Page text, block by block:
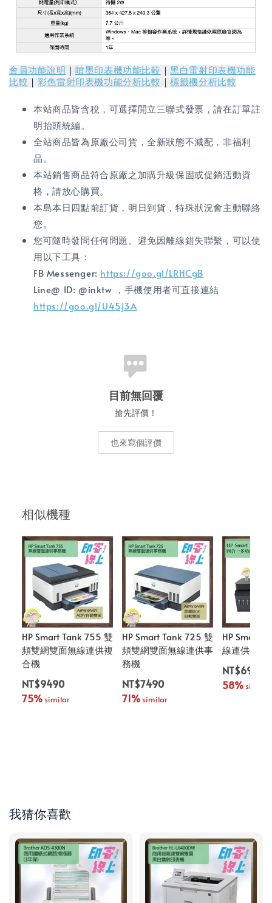
會員功能說明 ｜噴墨印表機功能比較 ｜黑白雷射印表機功能
比較 ｜ 彩色雷射印表機功能分析比較 ｜標籤機分析比較
本站商品皆含稅，可選擇開立三聯式發票，請在訂單註
明抬頭統編。
全站商品皆為原廠公司貨，全新狀態不減配，非福利
品。
本站銷售商品符合原廠之加購升級保固或促銷活動資
格，請放心購買。
本島本日四點前訂貨，明日到貨，特殊狀況會主動聯絡
您。
您可隨時發問任何問題。避免因離線錯失聯繫，可以使
用以下工具：
FB Messenger: https://goo.gl/LRHCgB
Line@ ID: @inktw ，手機使用者可直接連結
https://goo.gl/U45j3A
目前無回覆
搶先評價！
也來寫個評價
相似機種
HP Smart Tank 755 雙
頻雙網雙面無線連供複
合機
NT$9490
75% similar
HP Smart Tank 725 雙
頻雙網雙面無線連供事
務機
NT$7490
71% similar
HP Smart
線連供傳真
NT$6990
58% similar
我猜你喜歡